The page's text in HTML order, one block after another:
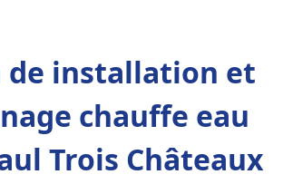
de installation et
chauffe eau
Trois Châteaux